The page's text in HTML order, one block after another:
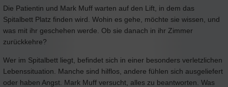
Die Patientin und Mark Muff warten auf den Lift, in dem das
Spitalbett Platz finden wird. Wohin es gehe, möchte sie wissen, und
was mit ihr geschehen werde. Ob sie danach in ihr Zimmer
zurückkehre?
Wer im Spitalbett liegt, befindet sich in einer besonders verletzlichen
Lebenssituation. Manche sind hilflos, andere fühlen sich ausgeliefert
oder haben Angst. Mark Muff versucht, alles zu beantworten. Was